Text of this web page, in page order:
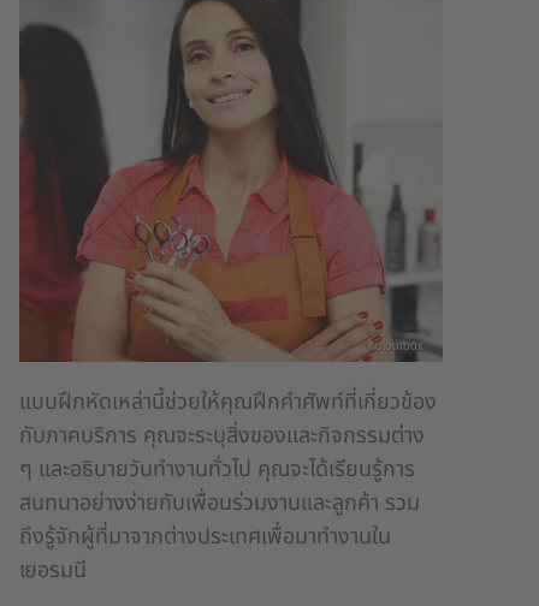
colourbox
แบบฝึกหัดเหล่านี้ช่วยให้คุณฝึกคำศัพท์ที่เกี่ยวข้อง
กับภาคบริการ คุณจะระบุสิ่งของและกิจกรรมต่าง
ๆ และอธิบายวันทำงานทั่วไป คุณจะได้เรียนรู้การ
สนทนาอย่างง่ายกับเพื่อนร่วมงานและลูกค้า รวม
ถึงรู้จักผู้ที่มาจากต่างประเทศเพื่อมาทำงานใน
เยอรมนี